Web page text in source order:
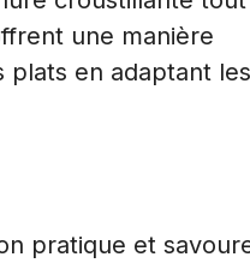
une manière
plats en adaptant les
pratique et